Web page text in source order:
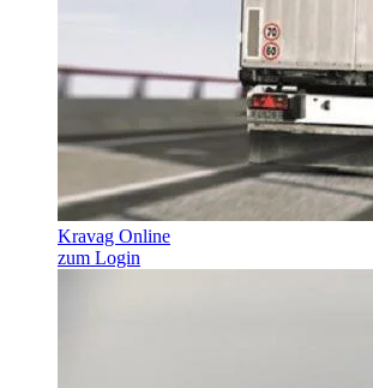
Kravag Online
zum Login